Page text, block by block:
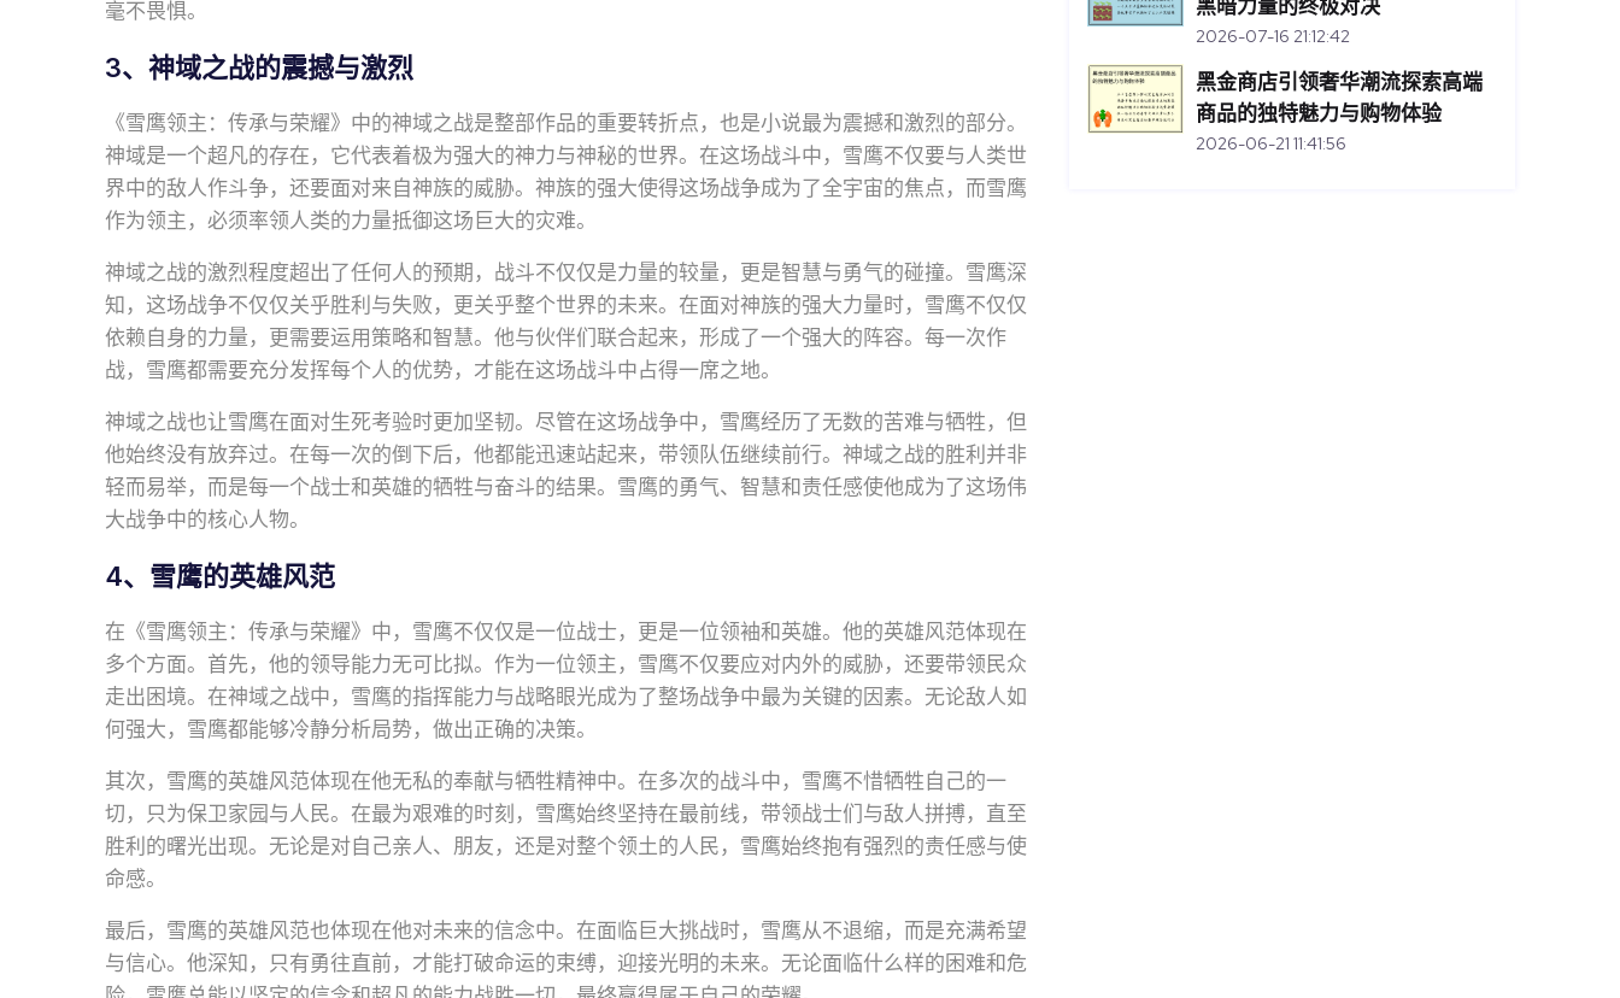
毫不畏惧。
3、神域之战的震撼与激烈
《雪鹰领主：传承与荣耀》中的神域之战是整部作品的重要转折点，也是小说最为震撼和激烈的部分。
神域是一个超凡的存在，它代表着极为强大的神力与神秘的世界。在这场战斗中，雪鹰不仅要与人类世
界中的敌人作斗争，还要面对来自神族的威胁。神族的强大使得这场战争成为了全宇宙的焦点，而雪鹰
作为领主，必须率领人类的力量抵御这场巨大的灾难。
神域之战的激烈程度超出了任何人的预期，战斗不仅仅是力量的较量，更是智慧与勇气的碰撞。雪鹰深
知，这场战争不仅仅关乎胜利与失败，更关乎整个世界的未来。在面对神族的强大力量时，雪鹰不仅仅
依赖自身的力量，更需要运用策略和智慧。他与伙伴们联合起来，形成了一个强大的阵容。每一次作
战，雪鹰都需要充分发挥每个人的优势，才能在这场战斗中占得一席之地。
神域之战也让雪鹰在面对生死考验时更加坚韧。尽管在这场战争中，雪鹰经历了无数的苦难与牺牲，但
他始终没有放弃过。在每一次的倒下后，他都能迅速站起来，带领队伍继续前行。神域之战的胜利并非
轻而易举，而是每一个战士和英雄的牺牲与奋斗的结果。雪鹰的勇气、智慧和责任感使他成为了这场伟
大战争中的核心人物。
4、雪鹰的英雄风范
在《雪鹰领主：传承与荣耀》中，雪鹰不仅仅是一位战士，更是一位领袖和英雄。他的英雄风范体现在
多个方面。首先，他的领导能力无可比拟。作为一位领主，雪鹰不仅要应对内外的威胁，还要带领民众
走出困境。在神域之战中，雪鹰的指挥能力与战略眼光成为了整场战争中最为关键的因素。无论敌人如
何强大，雪鹰都能够冷静分析局势，做出正确的决策。
其次，雪鹰的英雄风范体现在他无私的奉献与牺牲精神中。在多次的战斗中，雪鹰不惜牺牲自己的一
切，只为保卫家园与人民。在最为艰难的时刻，雪鹰始终坚持在最前线，带领战士们与敌人拼搏，直至
胜利的曙光出现。无论是对自己亲人、朋友，还是对整个领土的人民，雪鹰始终抱有强烈的责任感与使
命感。
最后，雪鹰的英雄风范也体现在他对未来的信念中。在面临巨大挑战时，雪鹰从不退缩，而是充满希望
与信心。他深知，只有勇往直前，才能打破命运的束缚，迎接光明的未来。无论面临什么样的困难和危
黑暗力量的终极对决
2026-07-16 21:12:42
黑金商店引领奢华潮流探索高端
商品的独特魅力与购物体验
2026-06-21 11:41:56